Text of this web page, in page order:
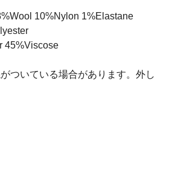
10%Nylon 1%Elastane
45%Viscose
ついている場合があります。外し